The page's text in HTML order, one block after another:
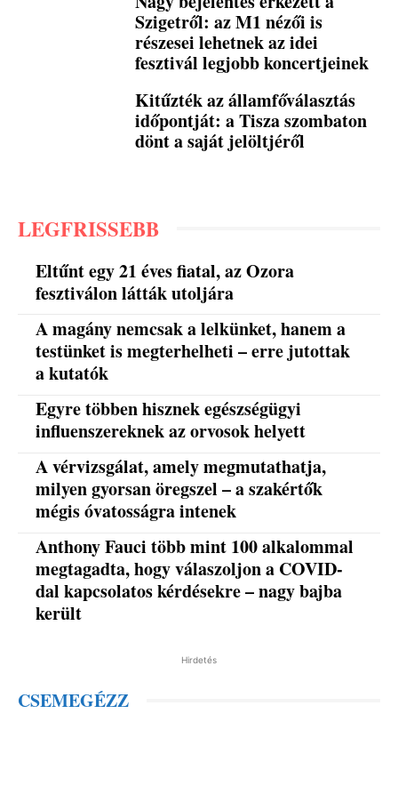
Szigetről: az M1 nézői is
részesei lehetnek az idei
fesztivál legjobb koncertjeinek
Kitűzték az államfőválasztás
időpontját: a Tisza szombaton
dönt a saját jelöltjéről
LEGFRISSEBB
Eltűnt egy 21 éves fiatal, az Ozora
fesztiválon látták utoljára
A magány nemcsak a lelkünket, hanem a
testünket is megterhelheti – erre jutottak
a kutatók
Egyre többen hisznek egészségügyi
influenszereknek az orvosok helyett
A vérvizsgálat, amely megmutathatja,
milyen gyorsan öregszel – a szakértők
mégis óvatosságra intenek
Anthony Fauci több mint 100 alkalommal
megtagadta, hogy válaszoljon a COVID-
dal kapcsolatos kérdésekre – nagy bajba
került
Hirdetés
CSEMEGÉZZ